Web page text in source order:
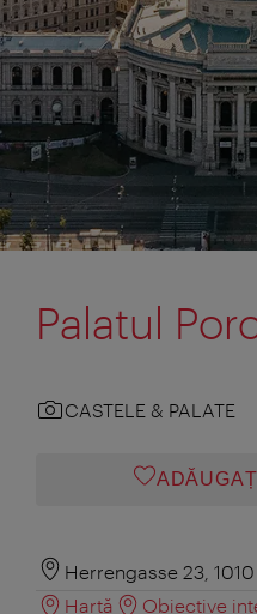
Palatul
CASTELE & PALATE
Herrengasse 23,
Hartă
Obiective